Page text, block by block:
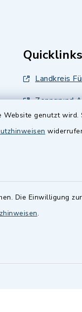
Website genutzt wird.
Die Einwilligung
.
Quicklinks
Landkreis
Zenngrund